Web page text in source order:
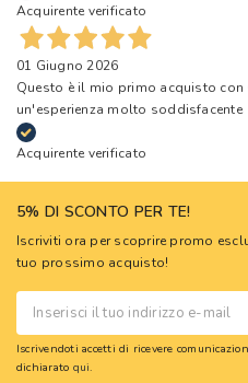
Acquirente verificato
01 Giugno 2026
Questo è il mio primo acquisto
un'esperienza molto soddisfacente
Acquirente verificato
5% DI SCONTO PER TE!
Iscriviti ora per scoprire promo
tuo prossimo acquisto!
Iscrivendoti accetti di ricevere
dichiarato qui.